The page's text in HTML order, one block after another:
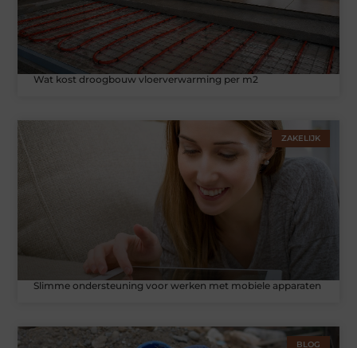
Wat kost droogbouw vloerverwarming per m2
ZAKELIJK
Slimme ondersteuning voor werken met mobiele apparaten
BLOG